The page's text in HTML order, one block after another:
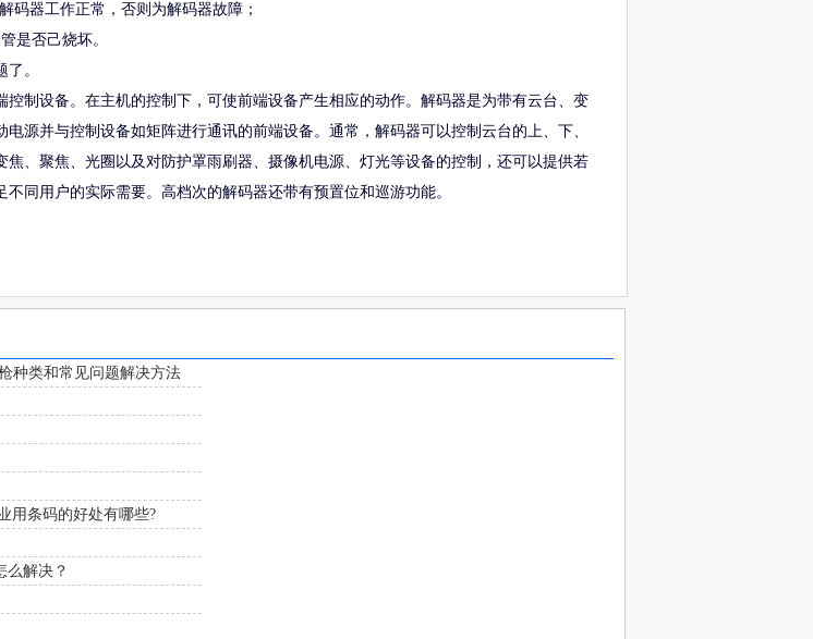
码器工作正常，否则为解码器故障；
是否己烧坏。
。
控制设备。在主机的控制下，可使前端设备产生相应的动作。解码器是为带有云台、变
电源并与控制设备如矩阵进行通讯的前端设备。通常，解码器可以控制云台的上、下、
焦、聚焦、光圈以及对防护罩雨刷器、摄像机电源、灯光等设备的控制，还可以提供若
同用户的实际需要。高档次的解码器还带有预置位和巡游功能。
种类和常见问题解决方法
用条码的好处有哪些?
么解决？